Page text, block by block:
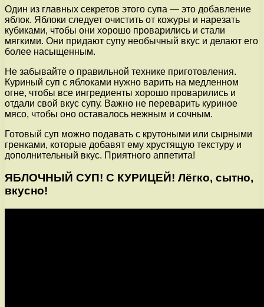
Один из главных секретов этого супа — это добавление
яблок. Яблоки следует очистить от кожуры и нарезать
кубиками, чтобы они хорошо проварились и стали
мягкими. Они придают супу необычный вкус и делают его
более насыщенным.
Не забывайте о правильной технике приготовления.
Куриный суп с яблоками нужно варить на медленном
огне, чтобы все ингредиенты хорошо проварились и
отдали свой вкус супу. Важно не переварить куриное
мясо, чтобы оно оставалось нежным и сочным.
Готовый суп можно подавать с крутоными или сырными
гренками, которые добавят ему хрустящую текстуру и
дополнительный вкус. Приятного аппетита!
ЯБЛОЧНЫЙ СУП! С КУРИЦЕЙ! Лёгко, сытно,
вкусно!